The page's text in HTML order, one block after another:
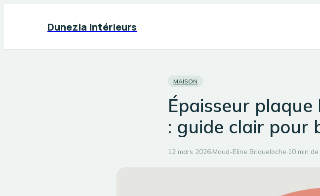
Dunezia Intérieurs
MAISON
Épaisseur
: guide clair pour
12 mars 2026·Maud-Eline Briqueloche·10 min